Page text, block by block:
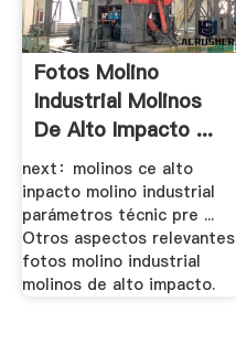
Fotos Molino
Industrial Molinos
De Alto Impacto ...
next：molinos ce alto
inpacto molino industrial
parámetros técnic pre ...
Otros aspectos relevantes
fotos molino industrial
molinos de alto impacto.